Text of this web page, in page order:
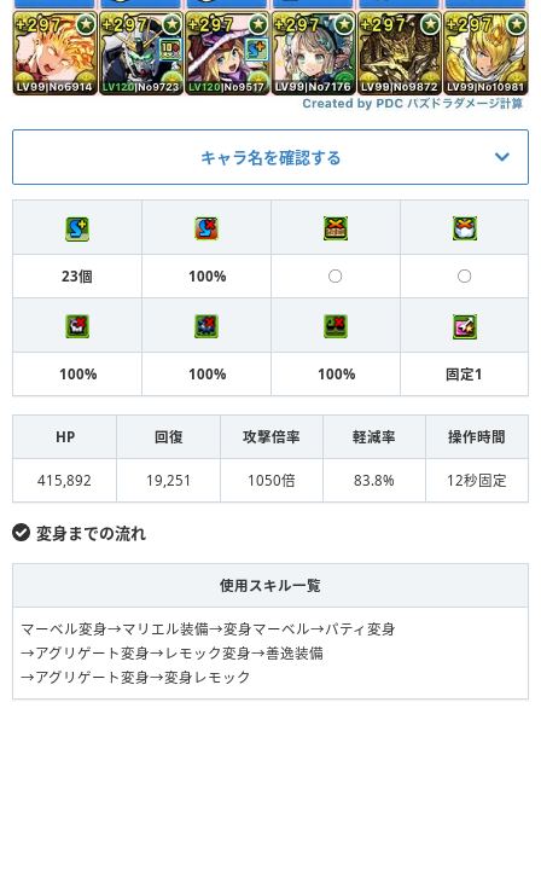
キャラ名を確認する
バーマスターオーディン装
善逸装備（刀）
クリスマスファスカ マリエル装備（CD）
木ゼローグCORE装備
S 変身レモック 玉壺装備
F 変身レモック
23個 100% ◯ ◯
100% 100% 100% 固定1
HP 回復 攻撃倍率 軽減率 操作時間
415,892 19,251 1050倍 83.8% 12秒固定
変身までの流れ
使用スキル一覧
マーベル変身→マリエル装備→変身マーベル→パティ変身
→アグリゲート変身→レモック変身→善逸装備
→アグリゲート変身→変身レモック